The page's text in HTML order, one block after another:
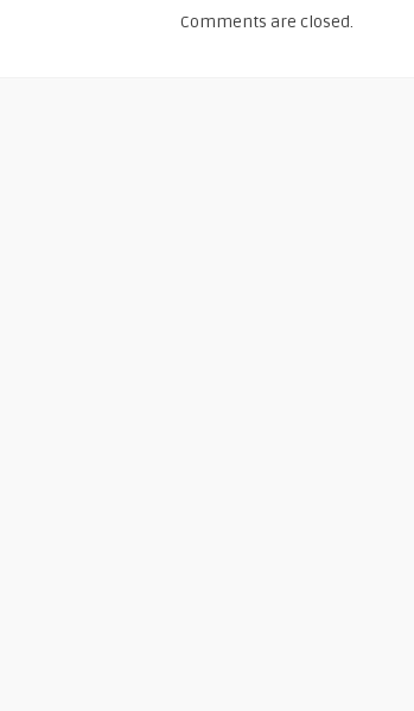
Comments are closed.